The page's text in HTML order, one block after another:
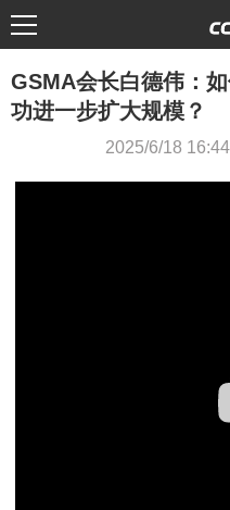
GSMA会长白德伟：
功进一步扩大规模？
2025/6/18